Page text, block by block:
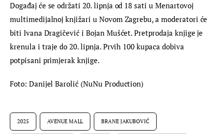
Događaj će se održati 20. lipnja od 18 sati u Menartovoj
multimedijalnoj knjižari u Novom Zagrebu, a moderatori će
biti Ivana Dragičević i Bojan Mušćet. Pretprodaja knjige je
krenula i traje do 20. lipnja. Prvih 100 kupaca dobiva
potpisani primjerak knjige.
Foto: Danijel Barolić (NuNu Production)
2025 AVENUE MALL BRANE JAKUBOVIĆ